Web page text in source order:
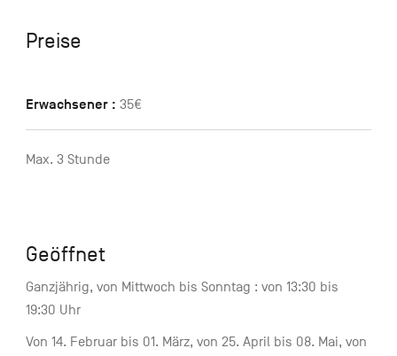
Preise
Erwachsener : 35€
Max. 3 Stunde
Geöffnet
Ganzjährig, von Mittwoch bis Sonntag : von 13:30 bis
19:30 Uhr
Von 14. Februar bis 01. März, von 25. April bis 08. Mai, von